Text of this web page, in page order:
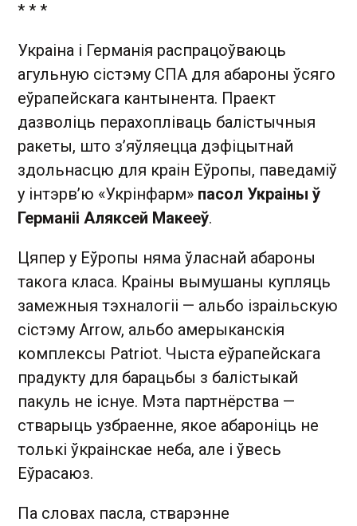
* * *
Украіна і Германія распрацоўваюць
агульную сістэму СПА для абароны ўсяго
еўрапейскага кантынента. Праект
дазволіць перахопліваць балістычныя
ракеты, што з’яўляецца дэфіцытнай
здольнасцю для краін Еўропы, паведаміў
у інтэрв’ю «Укрінфарм» пасол Украіны ў
Германіі Аляксей Макееў.
Цяпер у Еўропы няма ўласнай абароны
такога класа. Краіны вымушаны купляць
замежныя тэхналогіі — альбо ізраільскую
сістэму Arrow, альбо амерыканскія
комплексы Patriot. Чыста еўрапейскага
прадукту для барацьбы з балістыкай
пакуль не існуе. Мэта партнёрства —
стварыць узбраенне, якое абароніць не
толькі ўкраінскае неба, але і ўвесь
Еўрасаюз.
Па словах пасла, стварэнне